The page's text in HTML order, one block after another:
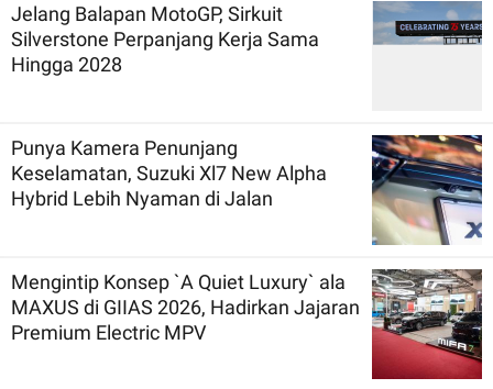
Jelang Balapan MotoGP, Sirkuit
Silverstone Perpanjang Kerja Sama
Hingga 2028
Punya Kamera Penunjang
Keselamatan, Suzuki Xl7 New Alpha
Hybrid Lebih Nyaman di Jalan
Mengintip Konsep `A Quiet Luxury` ala
MAXUS di GIIAS 2026, Hadirkan Jajaran
Premium Electric MPV